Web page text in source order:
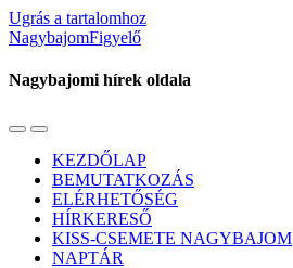
Ugrás a tartalomhoz
NagybajomFigyelő
Nagybajomi hírek oldala
Váltás
mobil
menüre
Használja
keresés
mezőt
KEZDŐLAP
BEMUTATKOZÁS
ELÉRHETŐSÉG
HÍRKERESŐ
KISS-CSEMETE NAGYBAJOM
NAPTÁR